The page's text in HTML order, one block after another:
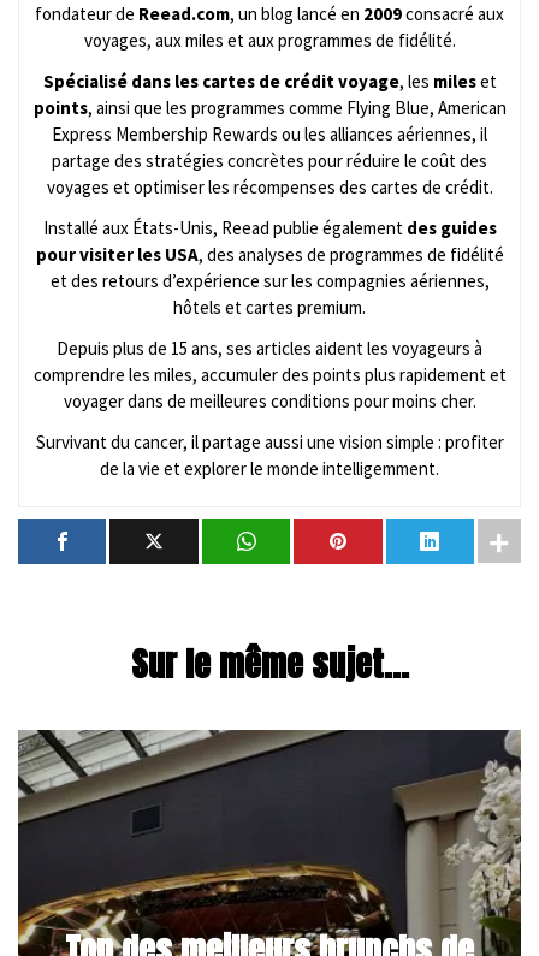
fondateur de Reead.com, un blog lancé en 2009consacré aux
voyages, aux miles et aux programmes de fidélité.
Spécialisé dans les cartes de crédit voyage, les mileset
points, ainsi que les programmes comme Flying Blue, American
Express Membership Rewards ou les alliances aériennes, il
partage des stratégies concrètes pour réduire le coût des
voyages et optimiser les récompenses des cartes de crédit.
Installé aux États-Unis, Reead publie également des guides
pour visiter les USA, des analyses de programmes de fidélité
et des retours d’expérience sur les compagnies aériennes,
hôtels et cartes premium.
Depuis plus de 15 ans, ses articles aident les voyageurs à
comprendre les miles, accumuler des points plus rapidement et
voyager dans de meilleures conditions pour moins cher.
Survivant du cancer, il partage aussi une vision simple : profiter
de la vie et explorer le monde intelligemment.
Sur le même sujet...